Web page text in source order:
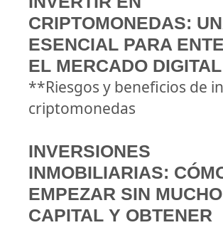
CRIPTOMONEDAS:
ESENCIAL PARA
EL MERCADO DIGITAL
**Riesgos y beneficios de
criptomonedas
INVERSIONES
INMOBILIARIAS:
EMPEZAR SIN MUCHO
CAPITAL Y OBTENER